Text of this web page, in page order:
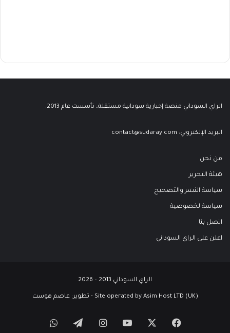
الراي السوداني منصة إخبارية سودانية مستقلة، تأسست عام 2013.
البريد الإلكتروني: contact@sudaray.com
من نحن
هيئة التحرير
سياسة النشر والتصحيح
سياسة لخصوصية
اتصل بنا
اعلن على الراي السوداني
الراي السوداني 2013 – 2026
Site operated by Asim Host LTD (UK) - تطوير: عاصم هوست
فيسبوك ‫YouTubeانستقرامتيلقرامواتساب